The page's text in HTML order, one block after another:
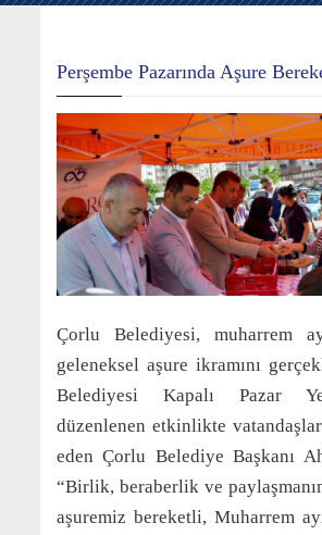
Perşembe Pazarında Aşure
Çorlu Belediyesi, muharrem
geleneksel aşure ikramını
Belediyesi Kapalı Pazar
düzenlenen etkinlikte
eden Çorlu Belediye Başkanı
“Birlik, beraberlik ve
aşuremiz bereketli, Muharrem